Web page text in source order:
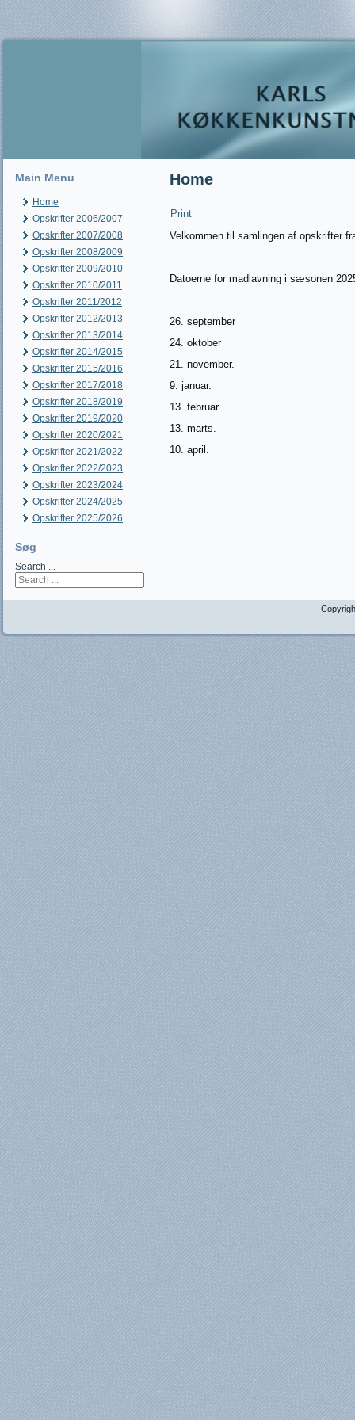
Main Menu
Home
Opskrifter 2006/2007
Opskrifter 2007/2008
Opskrifter 2008/2009
Opskrifter 2009/2010
Opskrifter 2010/2011
Opskrifter 2011/2012
Opskrifter 2012/2013
Opskrifter 2013/2014
Opskrifter 2014/2015
Opskrifter 2015/2016
Opskrifter 2017/2018
Opskrifter 2018/2019
Opskrifter 2019/2020
Opskrifter 2020/2021
Opskrifter 2021/2022
Opskrifter 2022/2023
Opskrifter 2023/2024
Opskrifter 2024/2025
Opskrifter 2025/2026
Søg
Search ...
Home
Print
Velkommen til samlingen af opskrifter
Datoerne for madlavning i sæsonen
26. september
24. oktober
21. november.
9. januar.
13. februar.
13. marts.
10. april.